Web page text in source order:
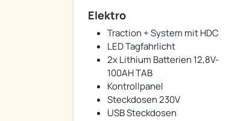
Elektro
Traction + System mit HDC
LED Tagfahrlicht
2x Lithium Batterien 12,8V-
100AH TAB
Kontrollpanel
Steckdosen 230V
USB Steckdosen